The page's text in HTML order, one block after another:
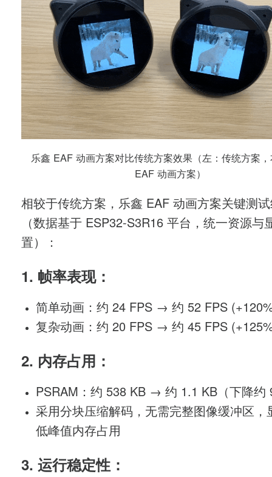
乐鑫 EAF 动画方案对比传统方案效果（左：传统方案
EAF 动画方案）
相较于传统方案，乐鑫 EAF 动画方案关键测
（数据基于 ESP32-S3R16 平台，统一资源与
置）：
1. 帧率表现：
简单动画：约 24 FPS → 约 52 FPS
复杂动画：约 20 FPS → 约 45 FPS
2. 内存占用：
PSRAM：约 538 KB → 约 1.1 KB（下降约
采用分块压缩解码，无需完整图像缓冲区，
低峰值内存占用
3. 运行稳定性：